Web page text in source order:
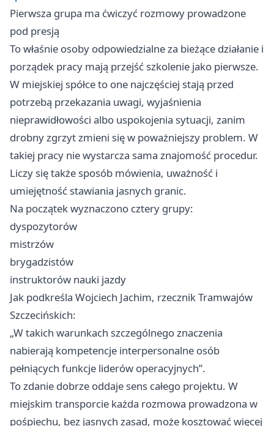
Pierwsza grupa ma ćwiczyć rozmowy prowadzone
pod presją
To właśnie osoby odpowiedzialne za bieżące działanie i
porządek pracy mają przejść szkolenie jako pierwsze.
W miejskiej spółce to one najczęściej stają przed
potrzebą przekazania uwagi, wyjaśnienia
nieprawidłowości albo uspokojenia sytuacji, zanim
drobny zgrzyt zmieni się w poważniejszy problem. W
takiej pracy nie wystarcza sama znajomość procedur.
Liczy się także sposób mówienia, uważność i
umiejętność stawiania jasnych granic.
Na początek wyznaczono cztery grupy:
dyspozytorów
mistrzów
brygadzistów
instruktorów nauki jazdy
Jak podkreśla Wojciech Jachim, rzecznik Tramwajów
Szczecińskich:
„W takich warunkach szczególnego znaczenia
nabierają kompetencje interpersonalne osób
pełniących funkcje liderów operacyjnych”.
To zdanie dobrze oddaje sens całego projektu. W
miejskim transporcie każda rozmowa prowadzona w
pośpiechu, bez jasnych zasad, może kosztować więcej